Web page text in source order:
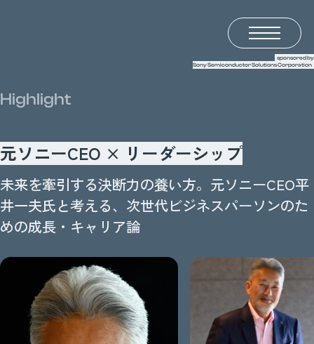
半導体の未来を語るメディア LightsWill
sponsored by
Sony Semiconductor Solutions Corporation
Highlight
元ソニーCEO × リーダーシップ
未来を牽引する決断力の養い方。元ソニーCEO平
井一夫氏と考える、次世代ビジネスパーソンのた
めの成長・キャリア論